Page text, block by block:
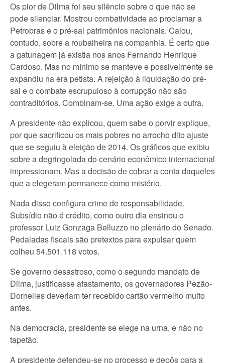
Os pior de Dilma foi seu silêncio sobre o que não se
pode silenciar. Mostrou combatividade ao proclamar a
Petrobras e o pré-sal patrimônios nacionais. Calou,
contudo, sobre a roubalheira na companhia. É certo que
a gatunagem já existia nos anos Fernando Henrique
Cardoso. Mas no mínimo se manteve e possivelmente se
expandiu na era petista. A rejeição à liquidação do pré-
sal e o combate escrupuloso à corrupção não são
contraditórios. Combinam-se. Uma ação exige a outra.
A presidente não explicou, quem sabe o porvir explique,
por que sacrificou os mais pobres no arrocho dito ajuste
que se seguiu à eleição de 2014. Os gráficos que exibiu
sobre a degringolada do cenário econômico internacional
impressionam. Mas a decisão de cobrar a conta daqueles
que a elegeram permanece como mistério.
Nada disso configura crime de responsabilidade.
Subsídio não é crédito, como outro dia ensinou o
professor Luiz Gonzaga Belluzzo no plenário do Senado.
Pedaladas fiscais são pretextos para expulsar quem
colheu 54.501.118 votos.
Se governo desastroso, como o segundo mandato de
Dilma, justificasse afastamento, os governadores Pezão-
Dornelles deveriam ter recebido cartão vermelho muito
antes.
Na democracia, presidente se elege na urna, e não no
tapetão.
A presidente defendeu-se no processo e depôs para a